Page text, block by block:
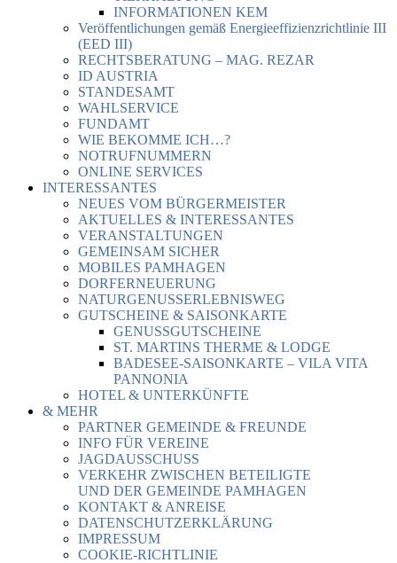
INFORMATIONEN KEM
Veröffentlichungen gemäß Energieeffizienzrichtlinie III
(EED III)
RECHTSBERATUNG – MAG. REZAR
ID AUSTRIA
STANDESAMT
WAHLSERVICE
FUNDAMT
WIE BEKOMME ICH…?
NOTRUFNUMMERN
ONLINE SERVICES
INTERESSANTES
NEUES VOM BÜRGERMEISTER
AKTUELLES & INTERESSANTES
VERANSTALTUNGEN
GEMEINSAM SICHER
MOBILES PAMHAGEN
DORFERNEUERUNG
NATURGENUSSERLEBNISWEG
GUTSCHEINE & SAISONKARTE
GENUSSGUTSCHEINE
ST. MARTINS THERME & LODGE
BADESEE-SAISONKARTE – VILA VITA
PANNONIA
HOTEL & UNTERKÜNFTE
& MEHR
PARTNER GEMEINDE & FREUNDE
INFO FÜR VEREINE
JAGDAUSSCHUSS
VERKEHR ZWISCHEN BETEILIGTE
UND DER GEMEINDE PAMHAGEN
KONTAKT & ANREISE
DATENSCHUTZERKLÄRUNG
IMPRESSUM
COOKIE-RICHTLINIE